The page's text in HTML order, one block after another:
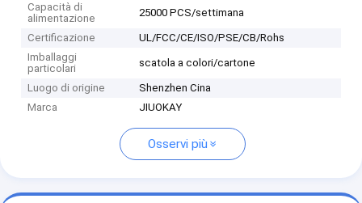
Capacità di
alimentazione
25000 PCS/settimana
Certificazione
UL/FCC/CE/ISO/PSE/CB/Rohs
Imballaggi
particolari
scatola a colori/cartone
Luogo di origine
Shenzhen Cina
Marca
JIUOKAY
Osservi più